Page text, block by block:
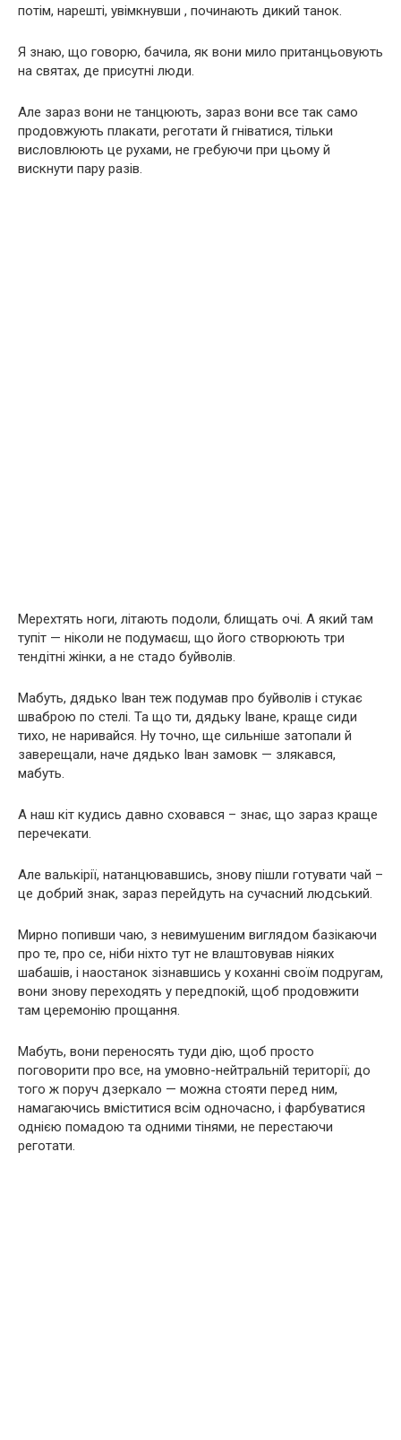
потім, нарешті, увімкнувши , починають дикий танок.
Я знаю, що говорю, бачила, як вони мило пританцьовують
на святах, де присутні люди.
Але зараз вони не танцюють, зараз вони все так само
продовжують плакати, реготати й гніватися, тільки
висловлюють це рухами, не гребуючи при цьому й
вискнути пару разів.
Мерехтять ноги, літають подоли, блищать очі. А який там
тупіт — ніколи не подумаєш, що його створюють три
тендітні жінки, а не стадо буйволів.
Мабуть, дядько Іван теж подумав про буйволів і стукає
шваброю по стелі. Та що ти, дядьку Іване, краще сиди
тихо, не наривайся. Ну точно, ще сильніше затопали й
заверещали, наче дядько Іван замовк — злякався,
мабуть.
А наш кіт кудись давно сховався – знає, що зараз краще
перечекати.
Але валькірії, натанцювавшись, знову пішли готувати чай –
це добрий знак, зараз перейдуть на сучасний людський.
Мирно попивши чаю, з невимушеним виглядом базікаючи
про те, про се, ніби ніхто тут не влаштовував ніяких
шабашів, і наостанок зізнавшись у коханні своїм подругам,
вони знову переходять у передпокій, щоб продовжити
там церемонію прощання.
Мабуть, вони переносять туди дію, щоб просто
поговорити про все, на умовно-нейтральній території; до
того ж поруч дзеркало — можна стояти перед ним,
намагаючись вміститися всім одночасно, і фарбуватися
однією помадою та одними тінями, не перестаючи
реготати.